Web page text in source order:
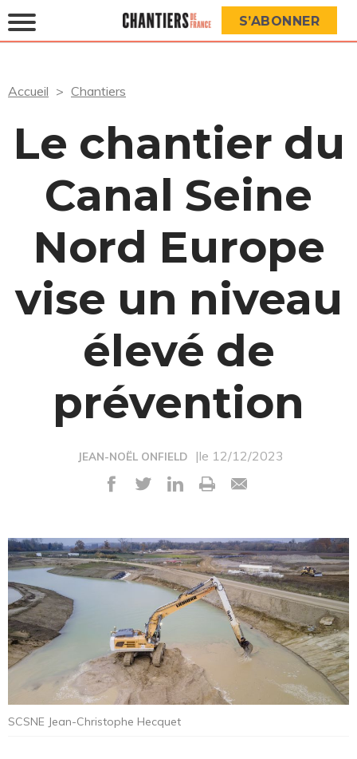
S’ABONNER
Accueil Chantiers
Le chantier du
Canal Seine
Nord Europe
vise un niveau
élevé de
prévention
JEAN-NOËL ONFIELD |le 12/12/2023
SCSNE Jean-Christophe Hecquet